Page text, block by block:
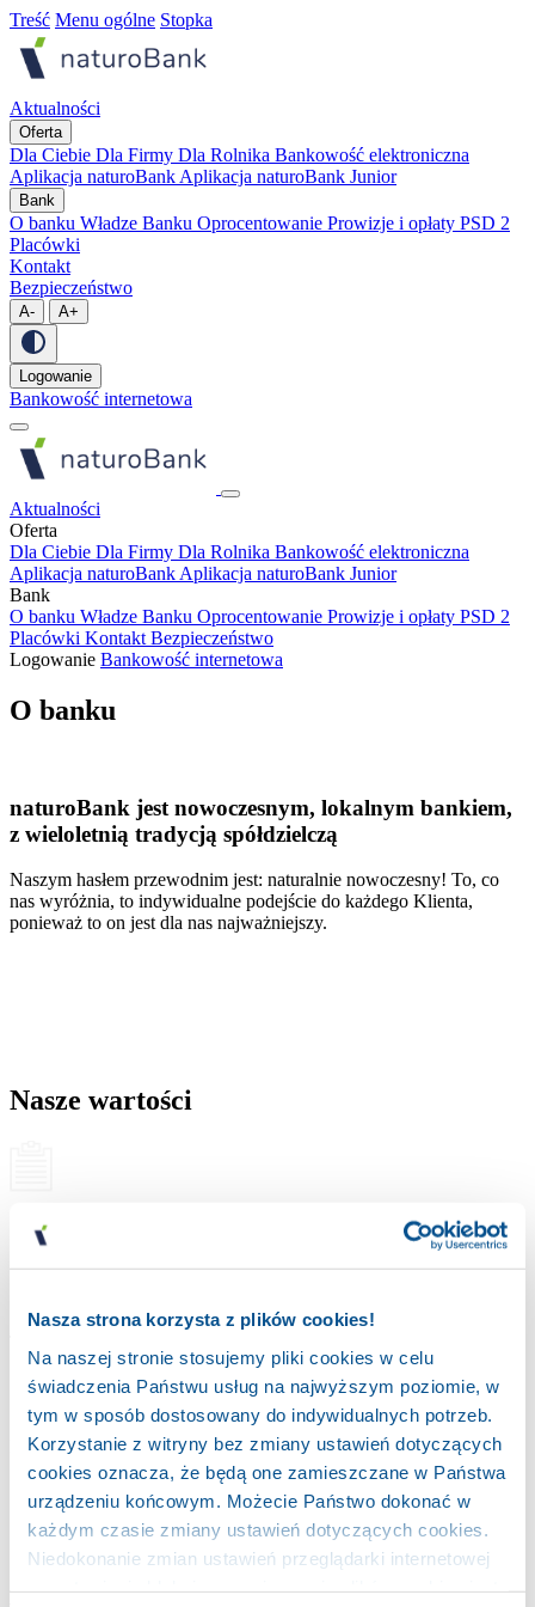
Nasza strona korzysta z plików cookies!
Na naszej stronie stosujemy pliki cookies w celu
świadczenia Państwu usług na najwyższym poziomie, w
tym w sposób dostosowany do indywidualnych potrzeb.
Korzystanie z witryny bez zmiany ustawień dotyczących
cookies oznacza, że będą one zamieszczane w Państwa
urządzeniu końcowym. Możecie Państwo dokonać w
każdym czasie zmiany ustawień dotyczących cookies.
Niedokonanie zmian ustawień przeglądarki internetowej
Treść Menu ogólne Stopka
Aktualności
Oferta
Dla Ciebie Dla Firmy Dla Rolnika Bankowość elektroniczna
Aplikacja naturoBank Aplikacja naturoBank Junior
Bank
O banku Władze Banku Oprocentowanie Prowizje i opłaty PSD 2
Placówki
Kontakt
Bezpieczeństwo
A- A+
Logowanie
Bankowość internetowa
Aktualności
Oferta
Dla Ciebie Dla Firmy Dla Rolnika Bankowość elektroniczna
Aplikacja naturoBank Aplikacja naturoBank Junior
Bank
O banku Władze Banku Oprocentowanie Prowizje i opłaty PSD 2
Placówki Kontakt Bezpieczeństwo
Logowanie Bankowość internetowa
O banku
naturoBank jest nowoczesnym, lokalnym bankiem,
z wieloletnią tradycją spółdzielczą
Naszym hasłem przewodnim jest: naturalnie nowoczesny! To, co
nas wyróżnia, to indywidualne podejście do każdego Klienta,
ponieważ to on jest dla nas najważniejszy.
Nasze wartości
Solidność
Partnerstwo
Stabilność